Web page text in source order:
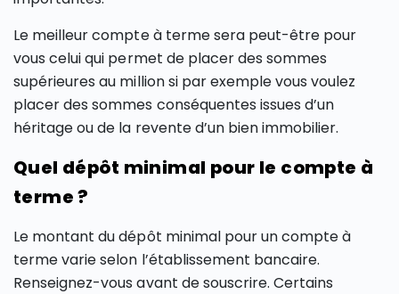
Le meilleur compte à terme sera peut-être pour
vous celui qui permet de placer des sommes
supérieures au million si par exemple vous voulez
placer des sommes conséquentes issues d’un
héritage ou de la revente d’un bien immobilier.
Quel dépôt minimal pour le compte à
terme ?
Le montant du dépôt minimal pour un compte à
terme varie selon l’établissement bancaire.
Renseignez-vous avant de souscrire. Certains